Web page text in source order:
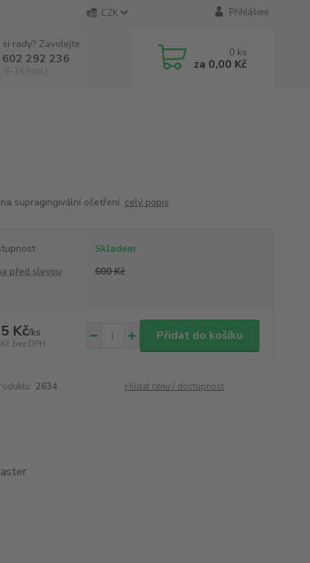
CZK Přihlášení
rady? Zavolejte.
292 236
8-16 hod.)
0 ks
za 0,00 Kč
supragingivální ošetření. celý popis
Skladem
před slevou
600 Kč
Kč/ks
bez DPH
Přidat do košíku
2634 Hlídat cenu / dostupnost